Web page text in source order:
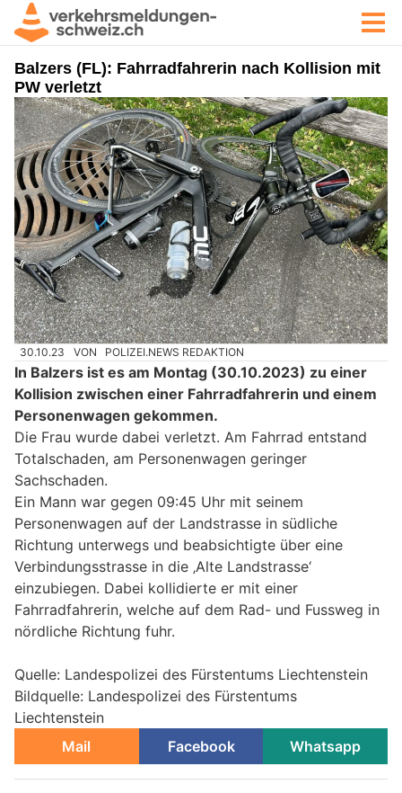
Balzers (FL): Fahrradfahrerin nach Kollision mit
PW verletzt
30.10.23 VON POLIZEI.NEWS REDAKTION
In Balzers ist es am Montag (30.10.2023) zu einer
Kollision zwischen einer Fahrradfahrerin und einem
Personenwagen gekommen.
Die Frau wurde dabei verletzt. Am Fahrrad entstand
Totalschaden, am Personenwagen geringer
Sachschaden.
Ein Mann war gegen 09:45 Uhr mit seinem
Personenwagen auf der Landstrasse in südliche
Richtung unterwegs und beabsichtigte über eine
Verbindungsstrasse in die ‚Alte Landstrasse‘
einzubiegen. Dabei kollidierte er mit einer
Fahrradfahrerin, welche auf dem Rad- und Fussweg in
nördliche Richtung fuhr.
Quelle: Landespolizei des Fürstentums Liechtenstein
Bildquelle: Landespolizei des Fürstentums
Liechtenstein
Mail
Facebook Whatsapp